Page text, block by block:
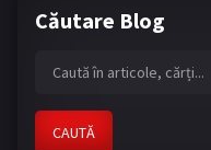
Căutare Blog
CAUTĂ